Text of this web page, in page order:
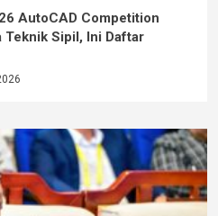
AutoCAD Competition
Teknik Sipil, Ini Daftar